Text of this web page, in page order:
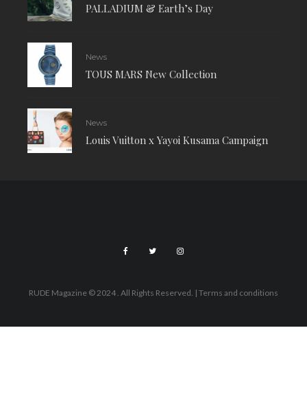
PALLADIUM & Earth’s Day
News
TOUS MARS New Collection
News
Louis Vuitton x Yayoi Kusama Campaign
RUDE Magazine © 2024 . All Rights Reserved. | Terms and conditions